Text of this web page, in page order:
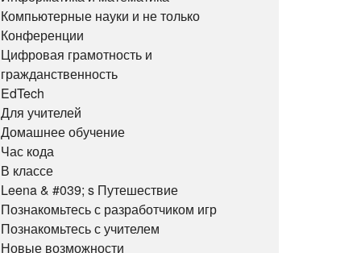
Компьютерные науки и не только
Конференции
Цифровая грамотность и
гражданственность
EdTech
Для учителей
Домашнее обучение
Час кода
В классе
Leena & #039; s Путешествие
Познакомьтесь с разработчиком игр
Познакомьтесь с учителем
Новые возможности